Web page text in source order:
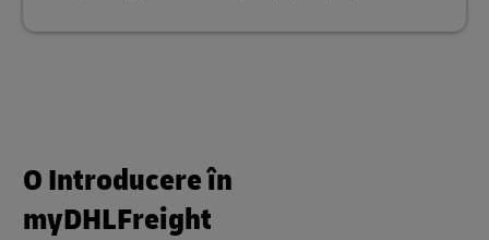
O Introducere în
myDHLFreight